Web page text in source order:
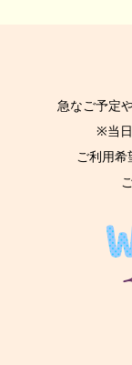
急なご予定
※当
ご利用希